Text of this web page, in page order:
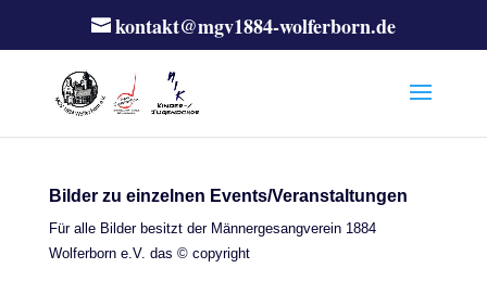
kontakt@mgv1884-wolferborn.de
Bilder zu einzelnen Events/Veranstaltungen
Für alle Bilder besitzt der Männergesangverein 1884
Wolferborn e.V. das © copyright